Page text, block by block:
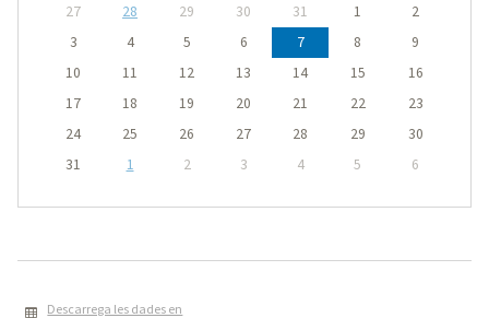
27
28 29 30 31 1
2
3
4 5 6 7 8
9
10
11 12 13 14 15
16
17
18 19 20 21 22
23
24
25 26 27 28 29
30
31
1 2 3 4 5 6
Descarrega les dades en